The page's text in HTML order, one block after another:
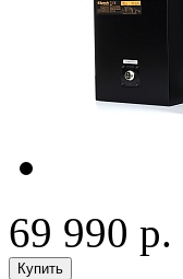
69 990 р.